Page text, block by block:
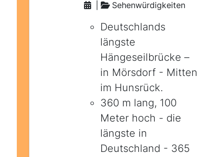
Sehenwürdigkeiten
Deutschlands
längste
Hängeseilbrücke –
in Mörsdorf - Mitten
im Hunsrück.
360 m lang, 100
Meter hoch - die
längste in
Deutschland - 365